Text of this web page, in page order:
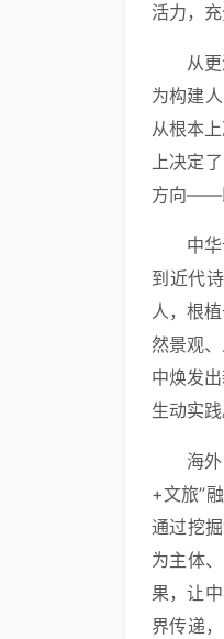
活力，
从
为构建
从根本
上决定
方向——
中
到近代
人，根
然景观
中焕发
生动实践
海
+文旅”
通过挖
为主体
果，让
界传递